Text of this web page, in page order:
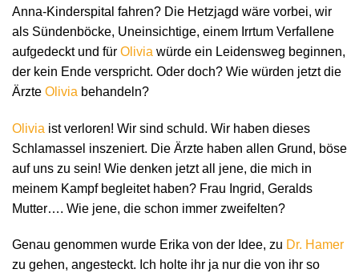
Anna-Kinderspital fahren? Die Hetzjagd wäre vorbei, wir
als Sündenböcke, Uneinsichtige, einem Irrtum Verfallene
aufgedeckt und für Olivia würde ein Leidensweg beginnen,
der kein Ende verspricht. Oder doch? Wie würden jetzt die
Ärzte Olivia behandeln?
Olivia ist verloren! Wir sind schuld. Wir haben dieses
Schlamassel inszeniert. Die Ärzte haben allen Grund, böse
auf uns zu sein! Wie denken jetzt all jene, die mich in
meinem Kampf begleitet haben? Frau Ingrid, Geralds
Mutter…. Wie jene, die schon immer zweifelten?
Genau genommen wurde Erika von der Idee, zu Dr. Hamer
zu gehen, angesteckt. Ich holte ihr ja nur die von ihr so